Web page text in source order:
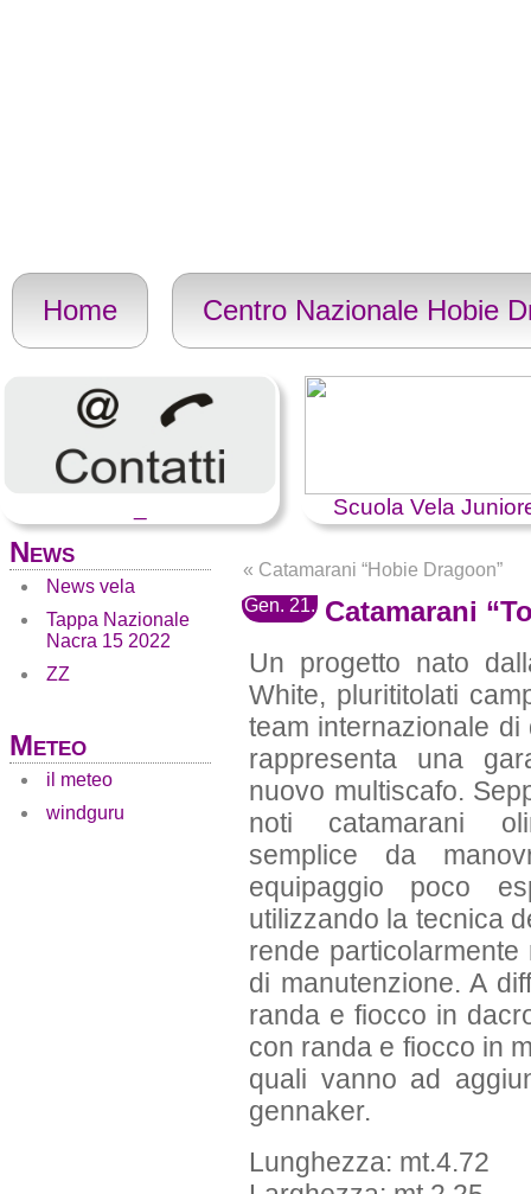
Home Centro Nazionale Hobie
Scuola Vela
« Catamarani “Hobie Dragoon”
Gen. 21. Catamarani
Un progetto nato
White, plurititolati
team internazionale
rappresenta una
nuovo multiscafo.
noti catamarani
semplice da
equipaggio poco
utilizzando la tecnica
rende
di manutenzione. A
randa e fiocco in
con randa e fiocco in
quali vanno ad
gennaker.
Lunghezza: mt.4.72
News
News vela
Tappa Nazionale
Nacra 15 2022
ZZ
Meteo
il meteo
windguru